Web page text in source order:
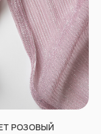
РОЗОВЫЙ